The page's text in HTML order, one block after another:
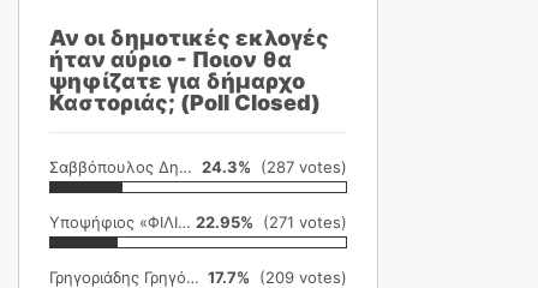
Αν οι δημοτικές εκλογές
ήταν αύριο - Ποιον θα
ψηφίζατε για δήμαρχο
Καστοριάς; (Poll Closed)
Σαββόπουλος Δημήτρης 24.3% (287 votes)
Υποψήφιος «ΦΙΛΙΚΗ ΕΤΑΙΡΕΙΑ» 22.95% (271 votes)
Γρηγοριάδης Γρηγόρης 17.7% (209 votes)